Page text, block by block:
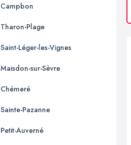
Campbon
Tharon-Plage
Saint-Léger-les-Vignes
Maisdon-sur-Sèvre
Chémeré
Sainte-Pazanne
Petit-Auverné